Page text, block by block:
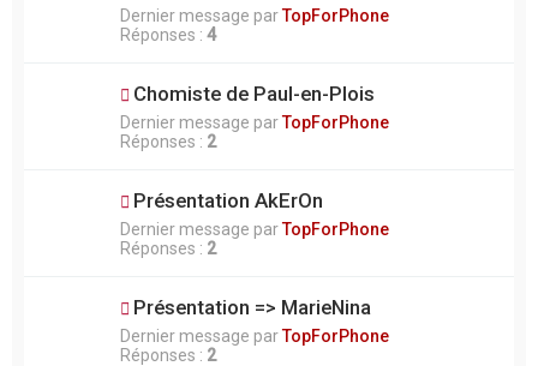
Dernier message parTopForPhone
Réponses : 4
Chomiste de Paul-en-Plois
Dernier message parTopForPhone
Réponses : 2
Présentation AkErOn
Dernier message parTopForPhone
Réponses : 2
Présentation => MarieNina
Dernier message parTopForPhone
Réponses : 2